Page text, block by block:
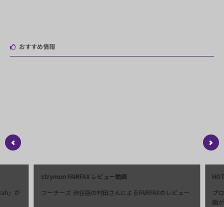
おすすめ情報
」が
strymon FAIRFAX レビュー動画
フーチーズ 渋谷店の村田さんによるFAIRFAXのレビュー
プ
画